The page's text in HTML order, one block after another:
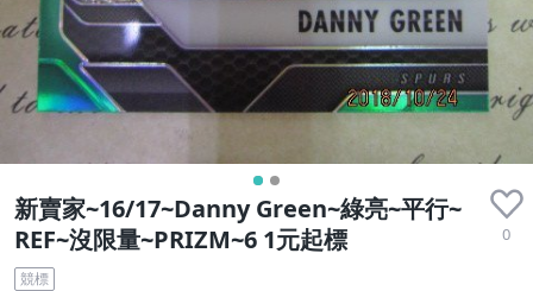
新賣家~16/17~Danny Green~綠亮~平行~
REF~沒限量~PRIZM~6 1元起標
0
競標